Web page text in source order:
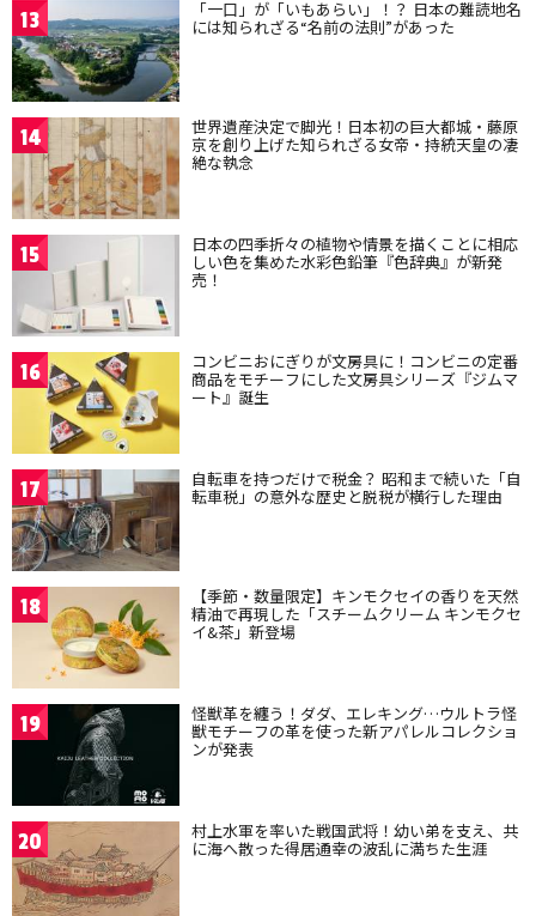
13 「一口」が「いもあらい」！？ 日本の難読地名
には知られざる“名前の法則”があった
14 世界遺産決定で脚光！日本初の巨大都城・藤原
京を創り上げた知られざる女帝・持統天皇の凄
絶な執念
15 日本の四季折々の植物や情景を描くことに相応
しい色を集めた水彩色鉛筆『色辞典』が新発
売！
16 コンビニおにぎりが文房具に！コンビニの定番
商品をモチーフにした文房具シリーズ『ジムマ
ート』誕生
17 自転車を持つだけで税金？ 昭和まで続いた「自
転車税」の意外な歴史と脱税が横行した理由
18 【季節・数量限定】キンモクセイの香りを天然
精油で再現した「スチームクリーム キンモクセ
イ&茶」新登場
19 怪獣革を纏う！ダダ、エレキング…ウルトラ怪
獣モチーフの革を使った新アパレルコレクショ
ンが発表
20 村上水軍を率いた戦国武将！幼い弟を支え、共
に海へ散った得居通幸の波乱に満ちた生涯